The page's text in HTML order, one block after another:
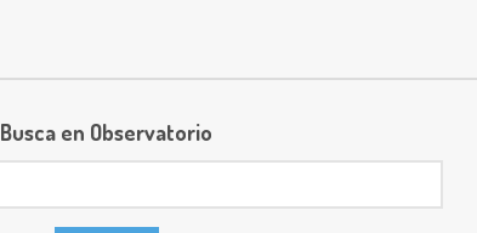
Busca en Observatorio